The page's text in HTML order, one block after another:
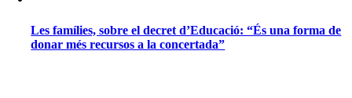
Les famílies, sobre el decret d’Educació: “És una forma de
donar més recursos a la concertada”